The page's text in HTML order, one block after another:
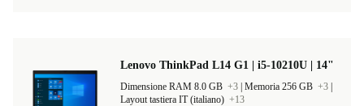
Lenovo ThinkPad L14 G1 | i5-10210U | 14"
Dimensione RAM 8.0 GB +3 Memoria 256 GB +3
Layout tastiera IT (italiano) +13